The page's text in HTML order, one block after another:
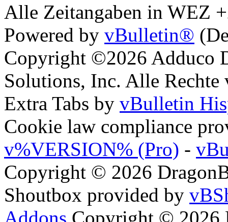
Alle Zeitangaben in WEZ
Powered by vBulletin®
Copyright ©2026 Adduco
Solutions, Inc. Alle Rechte
Extra Tabs by vBulletin
Cookie law compliance
v%VERSION% (Pro) -
Copyright © 2026
Shoutbox provided by
Addons Copyright © 2026